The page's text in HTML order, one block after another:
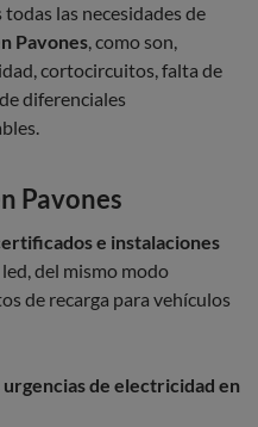
todas las necesidades de
Pavones, como son,
cortocircuitos, falta de
diferenciales
Pavones
e instalaciones
del mismo modo
de recarga para vehículos
urgencias de electricidad en